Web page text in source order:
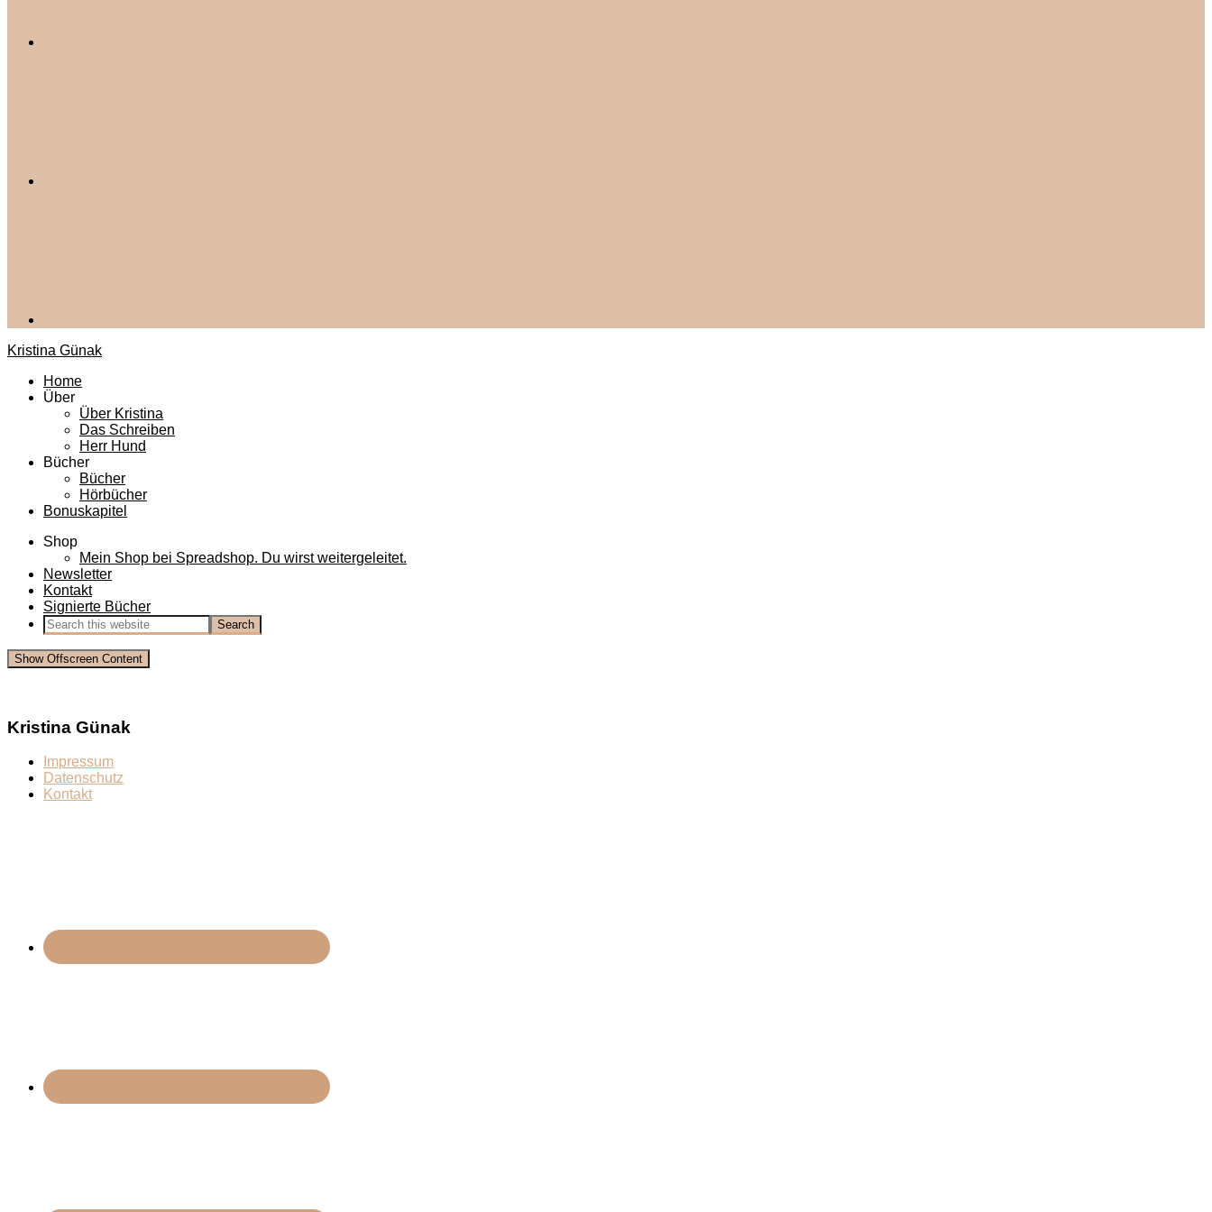
Kristina Günak
Home
Über
Über Kristina
Das Schreiben
Herr Hund
Bücher
Bücher
Hörbücher
Bonuskapitel
Shop
Mein Shop bei Spreadshop. Du wirst weitergeleitet.
Newsletter
Kontakt
Signierte Bücher
Show Offscreen Content
Kristina Günak
Impressum
Datenschutz
Kontakt